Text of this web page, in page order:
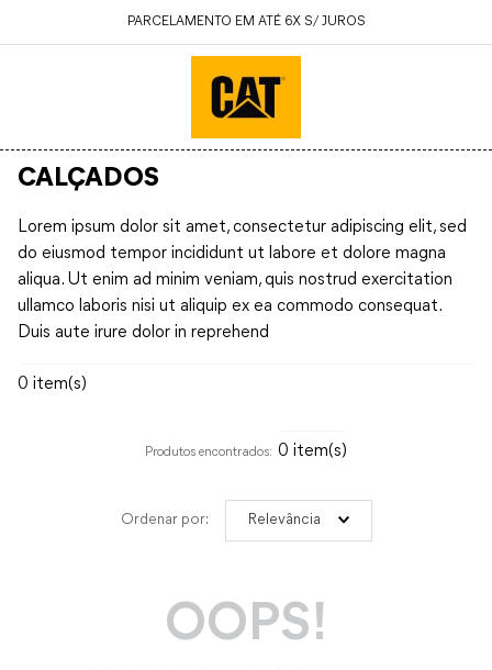
PARCELAMENTO EM ATÉ 6X S/ JUROS
CALÇADOS
Lorem ipsum dolor sit amet, consectetur adipiscing elit, sed
do eiusmod tempor incididunt ut labore et dolore magna
aliqua. Ut enim ad minim veniam, quis nostrud exercitation
ullamco laboris nisi ut aliquip ex ea commodo consequat.
Duis aute irure dolor in reprehend
0
0
Relevância
OOPS!